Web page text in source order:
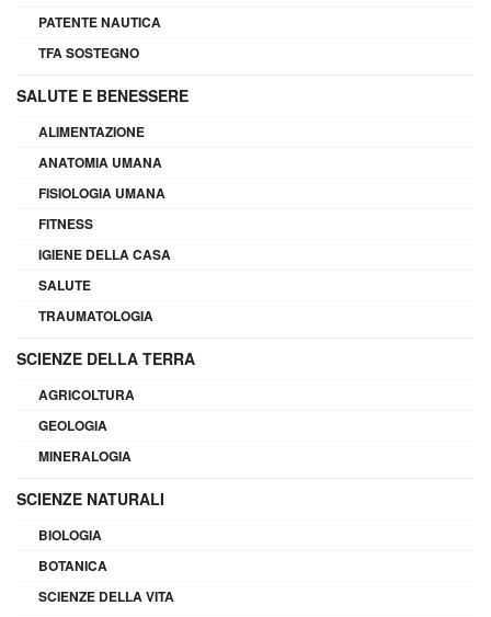
PATENTE NAUTICA
TFA SOSTEGNO
SALUTE E BENESSERE
ALIMENTAZIONE
ANATOMIA UMANA
FISIOLOGIA UMANA
FITNESS
IGIENE DELLA CASA
SALUTE
TRAUMATOLOGIA
SCIENZE DELLA TERRA
AGRICOLTURA
GEOLOGIA
MINERALOGIA
SCIENZE NATURALI
BIOLOGIA
BOTANICA
SCIENZE DELLA VITA